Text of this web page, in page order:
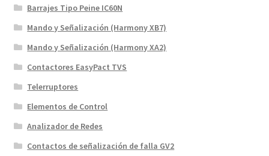
Barrajes Tipo Peine IC60N
Mando y Señalización (Harmony XB7)
Mando y Señalización (Harmony XA2)
Contactores EasyPact TVS
Telerruptores
Elementos de Control
Analizador de Redes
Contactos de señalización de falla GV2